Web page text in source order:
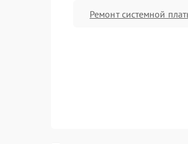
Ремонт системной